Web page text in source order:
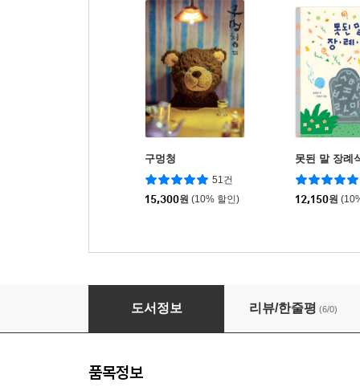
구멍청
51건
15,300원 (10% 할인)
못된 말 장례
12,150원
노릇노릇 딴생각을 구웠어
도서정보 리뷰/한줄평 (6/0)
품목정보